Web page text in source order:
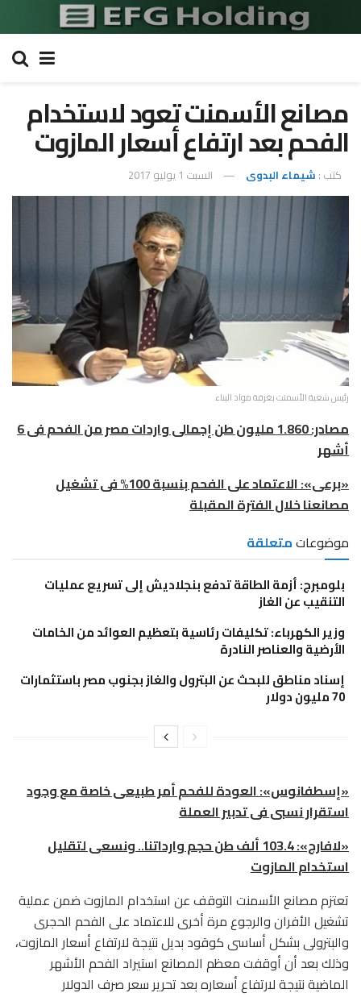
مصانع الأسمنت تعود لاستخدام
الفحم بعد ارتفاع أسعار المازوت
كتب : شيماء البدوى السبت 1 يوليو 2017
رئيس شعبة الأسمنت بغرفة مواد البناء
مصادر: 1.860 مليون طن إجمالى واردات مصر من الفحم فى 6
أشهر
«برعى»: الاعتماد على الفحم بنسبة 100% فى تشغيل
مصانعنا خلال الفترة المقبلة
موضوعاتمتعلقة
بلومبرج: أزمة الطاقة تدفع بنجلاديش إلى تسريع عمليات
التنقيب عن الغاز
وزير الكهرباء: تكليفات رئاسية بتعظيم العوائد من الخامات
الأرضية والعناصر النادرة
إسناد مناطق للبحث عن البترول والغاز بجنوب مصر باستثمارات
70 مليون دولار
«إسطفانوس»: العودة للفحم أمر طبيعى خاصة مع وجود
استقرار نسبى فى تدبير العملة
«لافارج»: 103.4 ألف طن حجم وارداتنا.. ونسعى لتقليل
استخدام المازوت
تعتزم مصانع الأسمنت التوقف عن استخدام المازوت ضمن عملية
تشغيل اﻷفران والرجوع مرة أخرى للاعتماد على الفحم الحجرى
والبترولى بشكل أساسى كوقود بديل نتيجة لارتفاع أسعار المازوت،
وذلك بعد أن أوقفت معظم المصانع استيراد الفحم الأشهر
الماضية نتيجة لارتفاع أسعاره بعد تحرير سعر صرف الدولار